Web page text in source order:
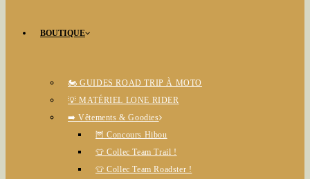
BOUTIQUE
🏍️ GUIDES ROAD TRIP À MOTO
💡 MATÉRIEL LONE RIDER
➡️ Vêtements & Goodies
🦉 Concours Hibou
👕 Collec Team Trail !
👕 Collec Team Roadster !